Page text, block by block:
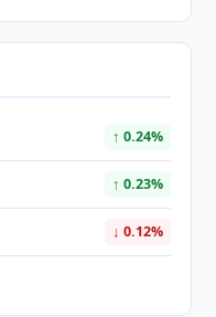
↑ 0.24%
↑ 0.23%
↓ 0.12%